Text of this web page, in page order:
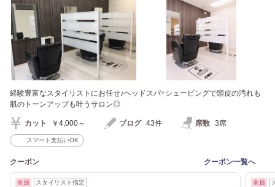
経験豊富なスタイリストにお任せ♪ヘッドスパ+シェービングで頭皮の汚れも
肌のトーンアップも叶うサロン◎
カット ￥4,000～ ブログ 43件 席数 3席
スマート支払いOK
クーポン クーポン一覧へ
全員 スタイリスト指定 全員